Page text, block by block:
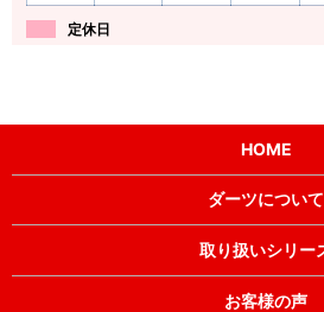
定休日
HOME
ダーツについて
取り扱いシリー
お客様の声